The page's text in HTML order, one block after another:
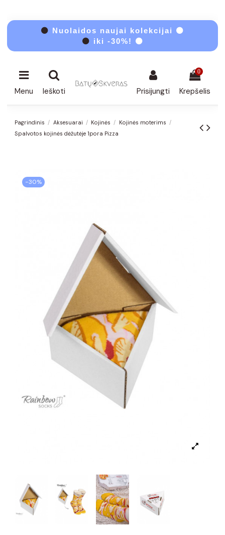
⚫ Nuolaidos naujai kolekcijai ⚫
⚫ iki -30%! ⚫
Menu Ieškoti Prisijungti
0
Krepšelis
Pagrindinis Aksesuarai Kojinės
Kojinės moterims
Spalvotos kojinės dėžutėje 1pora Pizza
−30%